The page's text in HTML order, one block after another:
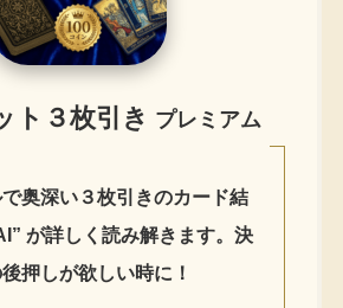
ト３枚引き プレミアム
奥深い３枚引きのカード結
が詳しく読み解きます。決
押しが欲しい時に！